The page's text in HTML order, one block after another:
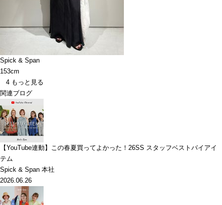
Spick & Span
153cm
4 もっと見る
関連ブログ
【YouTube連動】この春夏買ってよかった！26SS スタッフベストバイアイ
テム
Spick & Span 本社
2026.06.26